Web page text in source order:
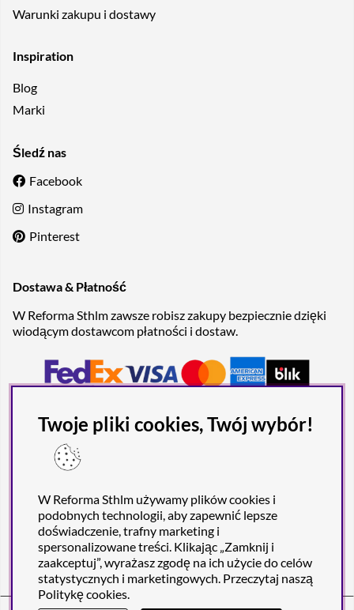
Warunki zakupu i dostawy
Inspiration
Blog
Marki
Śledź nas
Facebook
Instagram
Pinterest
Dostawa & Płatność
W Reforma Sthlm zawsze robisz zakupy bezpiecznie dzięki
wiodącym dostawcom płatności i dostaw.
Reforma Sthlm AB (org. no. 556849-2606)
Twoje pliki cookies, Twój wybór!
W Reforma Sthlm używamy plików cookies i
podobnych technologii, aby zapewnić lepsze
doświadczenie, trafny marketing i
spersonalizowane treści. Klikając „Zamknij i
zaakceptuj”, wyrażasz zgodę na ich użycie do celów
statystycznych i marketingowych. Przeczytaj naszą
Politykę cookies.